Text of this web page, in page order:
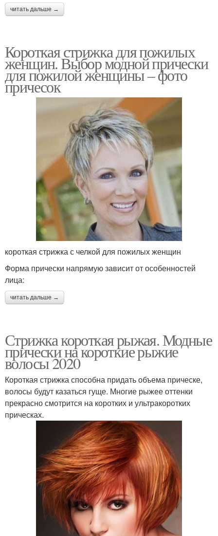
читать дальше →
Короткая стрижка для пожилых
женщин. Выбор модной прически
для пожилой женщины – фото
причесок
короткая стрижка с челкой для пожилых женщин
Форма прически напрямую зависит от особенностей
лица:
читать дальше →
Стрижка короткая рыжая. Модные
прически на короткие рыжие
волосы 2020
Короткая стрижка способна придать объема прическе,
волосы будут казаться гуще. Многие рыжее оттенки
прекрасно смотрится на коротких и ультракоротких
прическах.